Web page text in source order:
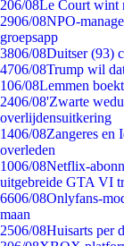
206/08Le Court wint
2906/08NPO-
groepsapp
3806/08Duitser (93)
4706/08Trump wil
106/08Lemmen
2406/08'Zwarte
overlijdensuitkering
1406/08Zangeres en
overleden
1006/08Netflix-
uitgebreide GTA VI
6606/08Onlyfans-
maan
2506/08Huisarts per